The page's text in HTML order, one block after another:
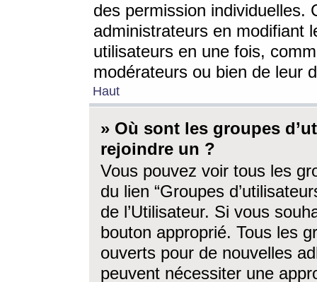
des permission individuelles.
administrateurs en modifiant
utilisateurs en une fois,
modérateurs ou bien de leur
Haut
» Où sont les groupes
rejoindre un ?
Vous pouvez voir tous les
du lien “Groupes
de l’Utilisateur. Si vous
bouton approprié. Tous les
ouverts pour de nouvelles
peuvent nécessiter une